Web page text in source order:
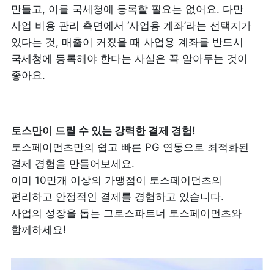
만들고, 이를 국세청에 등록할 필요는 없어요. 다만
사업 비용 관리 측면에서 ‘사업용 계좌’라는 선택지가
있다는 것, 매출이 커졌을 때 사업용 계좌를 반드시
국세청에 등록해야 한다는 사실은 꼭 알아두는 것이
좋아요.
토스페이먼츠만의 쉽고 빠른 PG 연동으로 최적화된
결제 경험을 만들어보세요.
이미 10만개 이상의 가맹점이 토스페이먼츠의
편리하고 안정적인 결제를 경험하고 있습니다.
사업의 성장을 돕는 그로스파트너 토스페이먼츠와
함께하세요!